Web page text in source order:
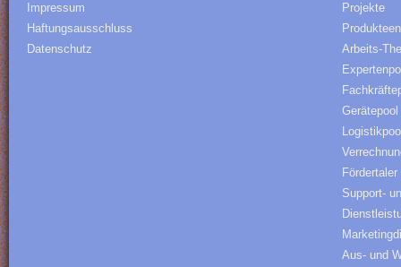
Impressum
Haftungsausschluss
Datenschutz
Projekte
Arbeits-
Gerätepool
Fördertaler
Support-
Aus- und